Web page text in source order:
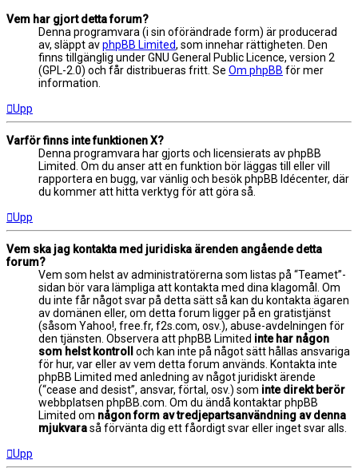
Vem har gjort detta forum?
Denna programvara (i sin oförändrade form) är producerad
av, släppt avphpBB Limited, som innehar rättigheten. Den
finns tillgänglig under GNU General Public Licence, version 2
(GPL-2.0) och får distribueras fritt. Se Om phpBB för mer
information.
Upp
Varför finns inte funktionen X?
Denna programvara har gjorts och licensierats av phpBB
Limited. Om du anser att en funktion bör läggas till eller vill
rapportera en bugg, var vänlig och besök phpBB Idécenter, där
du kommer att hitta verktyg för att göra så.
Upp
Vem ska jag kontakta med juridiska ärenden angående detta
forum?
Vem som helst av administratörerna som listas på “Teamet”-
sidan bör vara lämpliga att kontakta med dina klagomål. Om
du inte får något svar på detta sätt så kan du kontakta ägaren
av domänen eller, om detta forum ligger på en gratistjänst
(såsom Yahoo!, free.fr, f2s.com, osv.), abuse-avdelningen för
den tjänsten. Observera att phpBB Limited inte har någon
som helst kontroll
och kan inte på något sätt hållas ansvariga
för hur, var eller av vem detta forum används. Kontakta inte
phpBB Limited med anledning av något juridiskt ärende
(“cease and desist”, ansvar, förtal, osv.) som inte direkt berör
webbplatsen phpBB.com. Om du ändå kontaktar phpBB
Limited om någon form av tredjepartsanvändning av denna
mjukvaraså förvänta dig ett fåordigt svar eller inget svar alls.
Upp